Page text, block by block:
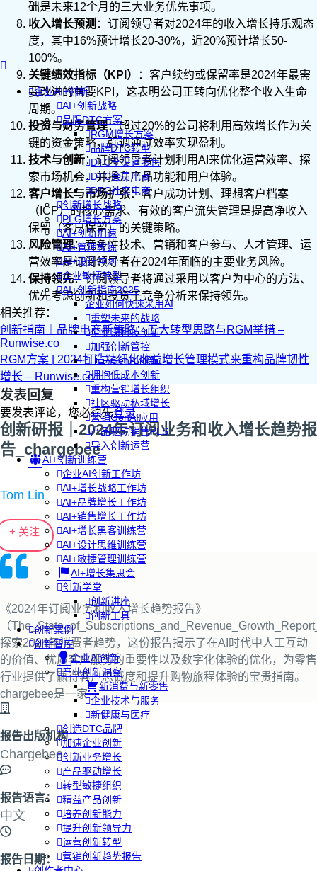
企业AI+创新
AI+创新战略
品牌DTC方案
RGM增长方案
品牌DTC转型
DTC全渠道零售
DTC会员电商
DTC社交电商
创新增长战略
PLG增长方案
AI+创新加速
AI+管理教练
AI+设计冲刺
企业敏捷转型
AI+创新指南2025
企业如何快速采用AI
重塑未来的战略
企业深科技创新
加强创新管控
上马GenAI创新
拥抱低成本创新
重构营销增长组织
社区驱动私域增长
营销GenAI应用
产品驱动销售PLS
导入创新运营
AI+创新训练营
企业AI创新工作坊
AI+增长战略工作坊
AI+品牌增长工作坊
AI+销售增长工作坊
AI+增长黑客训练营
AI+设计思维训练营
AI+敏捷管理训练营
AI+增长集思会
创新学堂
创新讲座
创新工具
创新案例
创新智库
企业AI创新
产业创新洞察
新消费与新零售
企业技术与服务
新健康与医疗
创造DTC品牌
加速企业创新
创新业务增长
产品驱动增长
转型敏捷组织
精益产品创新
培养创新能力
提升创新领导力
运营创新转型
营销创新趋势报告
础是未来12个月的三大业务优先事项。
收入增长预测 ：订阅领导者对2024年的收入增长持乐观态
度，其中16%预计增长20-30%，近20%预计增长50-
100%。
关键绩效指标（ KPI ）
：客户续约或保留率是2024年最需
要改进的首要KPI，这表明公司正转向优化整个收入生命
周期。
投资与财务管理：超过20%的公司将利用高效增长作为关
键的资金策略，强调通过效率实现盈利。
技术与创新：订阅领导者计划利用AI来优化运营效率、探
索市场机会，并提升产品功能和用户体验。
客户增长与市场扩张：客户成功计划、理想客户档案
（ICP）的核心需求、有效的客户流失管理是提高净收入
保留（客户保留）的关键策略。
风险管理：竞争性技术、营销和客户参与、人才管理、运
营效率是订阅领导者在2024年面临的主要业务风险。
保持领先：订阅领导者将通过采用以客户为中心的方法、
优先考虑创新和投资于竞争分析来保持领先。
相关推荐：
创新指南｜品牌电商新策略：五大转型思路与RGM举措 –
Runwise.co
RGM方案 | 2024打造精细化收益增长管理模式来重构品牌韧性
增长 – Runwise.co
发表回复
要发表评论，您必须先登录。
创新研报｜2024年订阅业务和收入增长趋势报
告_chargebee
Tom Lin
+ 关注
《2024年订阅业务和收入增长趋势报告》
（
探索2024年消费者趋势，这份报告揭示了在AI时代中人工互动
的价值、优质客户服务的重要性以及数字化体验的优化，为零售
行业提供了赢得客户忠诚度和提升购物旅程体验的宝贵指南。
chargebee是一家
报告出版机构：
Chargebee
报告语言：
中文
报告日期：